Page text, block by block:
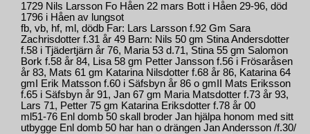
1729 Nils Larsson Fo Håen 22 mars Bott i Håen 29-96, död
1796 i Håen av lungsot
fb, vb, hf, ml, dödb Far: Lars Larsson f.92 Gm Sara
Zachrisdotter f.31 år 49 Barn: Nils 50 gm Stina Andersdotter
f.58 i Tjädertjärn år 76, Maria 53 d.71, Stina 55 gm Salomon
Bork f.58 år 84, Lisa 58 gm Petter Jansson f.56 i Frösaråsen
år 83, Mats 61 gm Katarina Nilsdotter f.68 år 86, Katarina 64
gmI Erik Matsson f.60 i Säfsbyn år 86 o gmII Mats Eriksson
f.65 i Säfsbyn år 91, Jan 67 gm Maria Matsdotter f.73 år 93,
Lars 71, Petter 75 gm Katarina Eriksdotter f.78 år 00
ml51-76 Enl domb 50 skall broder Jan hjälpa honom med sitt
utbygge Enl domb 50 har han o drängen Jan Andersson /f.30/